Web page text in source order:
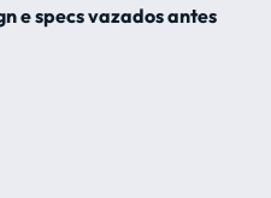
e specs vazados antes